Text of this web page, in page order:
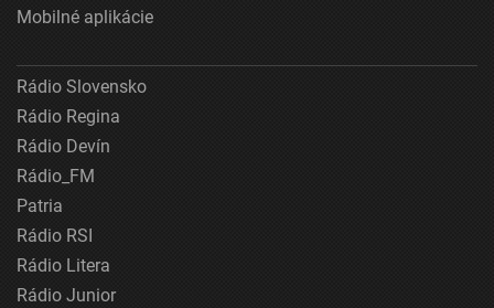
Mobilné aplikácie
Rádio Slovensko
Rádio Regina
Rádio Devín
Rádio_FM
Patria
Rádio RSI
Rádio Litera
Rádio Junior